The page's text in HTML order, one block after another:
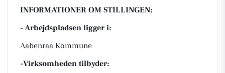
INFORMATIONER OM STILLINGEN:
- Arbejdspladsen ligger i:
Aabenraa Kommune
-Virksomheden tilbyder: